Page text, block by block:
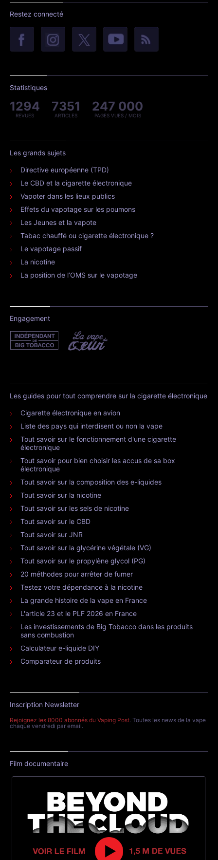
Restez connecté
Statistiques
1294
REVUES
7351
ARTICLES
247 000
PAGES VUES / MOIS
Les grands sujets
Directive européenne (TPD)
Le CBD et la cigarette électronique
Vapoter dans les lieux publics
Effets du vapotage sur les poumons
Les Jeunes et la vapote
Tabac chauffé ou cigarette électronique ?
Le vapotage passif
La nicotine
La position de l’OMS sur le vapotage
Engagement
Les guides pour tout comprendre sur la cigarette électronique
Cigarette électronique en avion
Liste des pays qui interdisent ou non la vape
Tout savoir sur le fonctionnement d'une cigarette
électronique
Tout savoir pour bien choisir les accus de sa box
électronique
Tout savoir sur la composition des e-liquides
Tout savoir sur la nicotine
Tout savoir sur les sels de nicotine
Tout savoir sur le CBD
Tout savoir sur JNR
Tout savoir sur la glycérine végétale (VG)
Tout savoir sur le propylène glycol (PG)
20 méthodes pour arrêter de fumer
Testez votre dépendance à la nicotine
La grande histoire de la vape en France
L'article 23 et le PLF 2026 en France
Les investissements de Big Tobacco dans les produits
sans combustion
Calculateur e-liquide DIY
Comparateur de produits
Inscription Newsletter
Rejoignez les 8000 abonnés du Vaping Post. Toutes les news de la vape
chaque vendredi par email.
Film documentaire